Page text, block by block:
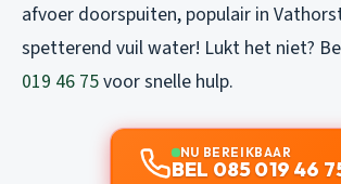
afvoer doorspuiten, populair in
spetterend vuil water! Lukt het niet?
019 46 75voor snelle hulp.
NU BEREIKBAAR
BEL 085 019 46